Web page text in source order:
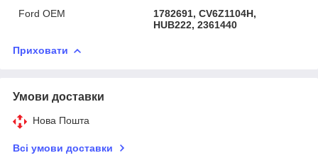
Ford OEM
1782691, CV6Z1104H,
HUB222, 2361440
Приховати
Умови доставки
Нова Пошта
Всі умови доставки